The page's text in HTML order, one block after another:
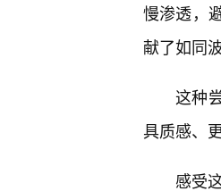
慢渗透，
献了如同
这种
具质感、
感受